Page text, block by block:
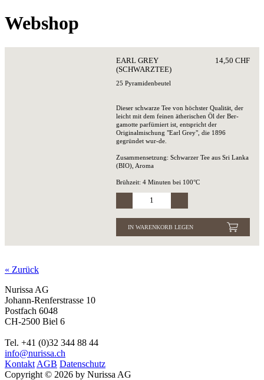
Webshop
EARL GREY
(SCHWARZTEE)
14,50 CHF
25 Pyramidenbeutel
Dieser schwarze Tee von höchster Qualität, der
leicht mit dem feinen ätherischen Öl der Ber-
gamotte parfümiert ist, entspricht der
Originalmischung "Earl Grey", die 1896
gegründet wur-de.
Zusammensetzung: Schwarzer Tee aus Sri Lanka
(BIO), Aroma
Brühzeit: 4 Minuten bei 100°C
IN WARENKORB LEGEN
« Zurück
Nurissa AG
Johann-Renferstrasse 10
Postfach 6048
CH-2500 Biel 6
Tel. +41 (0)32 344 88 44
info@nurissa.ch
Kontakt AGB Datenschutz
Copyright © 2026 by Nurissa AG